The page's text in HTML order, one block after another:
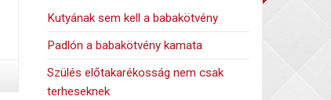
Kutyának sem kell a babakötvény
Padlón a babakötvény kamata
Szülés előtakarékosság nem csak
terheseknek